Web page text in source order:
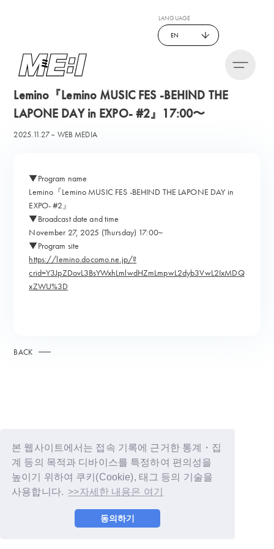
본 웹사이트에서는 접속 기록에 근거한 통계・집
계 등의 목적과 디바이스를 특정하여 편의성을
높이기 위하여 쿠키(Cookie), 태그 등의 기술을
사용합니다. >>자세한 내용은 여기
동의하기
LANGUAGE
EN
Lemino『Lemino MUSIC FES -BEHIND THE
LAPONE DAY in EXPO- #2』17:00〜
2025.11.27 WEB MEDIA
▼Program name
Lemino『Lemino MUSIC FES -BEHIND THE LAPONE DAY in
EXPO- #2』
▼Broadcast date and time
November 27, 2025 (Thursday) 17:00~
▼Program site
https://lemino.docomo.ne.jp/?
crid=Y3JpZDovL3BsYWxhLmlwdHZmLmpwL2dyb3VwL2IxMDQ
xZWU%3D
BACK